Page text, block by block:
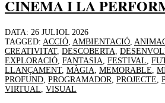
CINEMA I LA
DATA: 26 JULIOL 2026
TAGGED: ACCIÓ, AMBIENTACIÓ,
CREATIVITAT, DESCOBERTA,
EXPLORACIÓ, FANTASIA, FESTIVAL,
LLANÇAMENT, MÀGIA, MEMORABLE,
PROFUND, PROGRAMADOR, PROJECTE,
VIRTUAL, VISUAL